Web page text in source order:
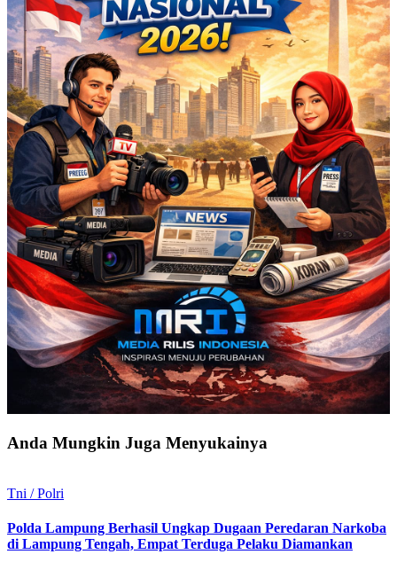
Anda Mungkin Juga Menyukainya
Tni / Polri
Polda Lampung Berhasil Ungkap Dugaan Peredaran Narkoba
di Lampung Tengah, Empat Terduga Pelaku Diamankan